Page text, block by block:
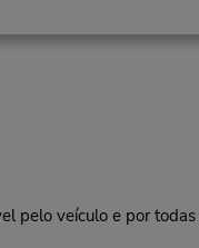
pelo veículo e por